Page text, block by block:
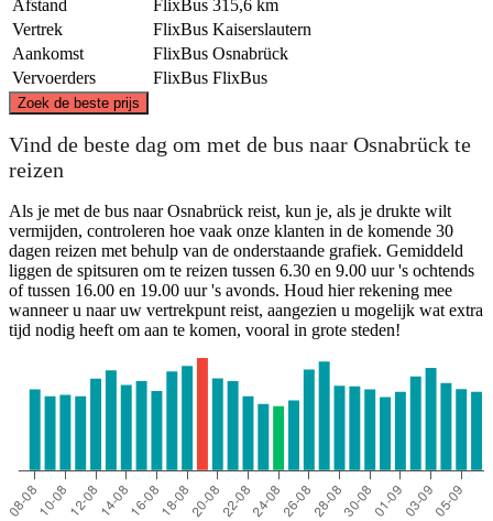
Afstand
FlixBus 315,6 km
Vertrek
FlixBus Kaiserslautern
Aankomst
FlixBus Osnabrück
Vervoerders
FlixBus FlixBus
Zoek de beste prijs
©CARTO
Vind de beste dag om met de bus naar Osnabrück te
reizen
Als je met de bus naar Osnabrück reist, kun je, als je drukte wilt
vermijden, controleren hoe vaak onze klanten in de komende 30
dagen reizen met behulp van de onderstaande grafiek. Gemiddeld
liggen de spitsuren om te reizen tussen 6.30 en 9.00 uur 's ochtends
of tussen 16.00 en 19.00 uur 's avonds. Houd hier rekening mee
wanneer u naar uw vertrekpunt reist, aangezien u mogelijk wat extra
tijd nodig heeft om aan te komen, vooral in grote steden!